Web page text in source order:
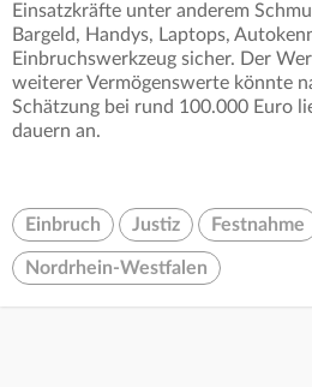
Einsatzkräfte unter anderem
Bargeld, Handys, Laptops,
Einbruchswerkzeug sicher. Der
weiterer Vermögenswerte könnte
Schätzung bei rund 100.000 Euro
dauern an.
Einbruch Justiz Festnahme
Nordrhein-Westfalen